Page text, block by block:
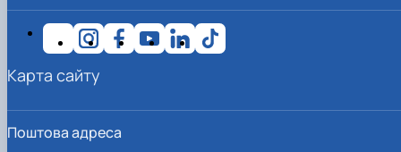
Поштова адреса
Карта сайту